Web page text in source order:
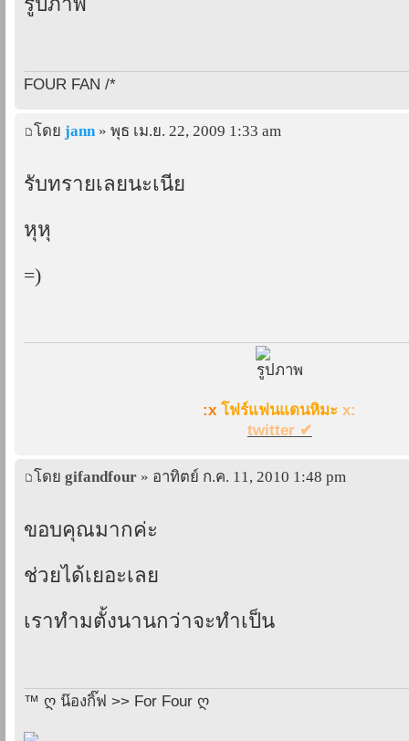
FOUR FAN /*
โดย jann» พุธ เม.ย. 22, 2009 1:33 am
รับทรายเลยนะเนี่ย
หุหุ
=)
:x โฟร์แฟนแดนหิมะ x:
twitter ✔
โดย gifandfour » อาทิตย์ ก.ค. 11, 2010 1:48 pm
ขอบคุณมากค่ะ
ช่วยได้เยอะเลย
เราทำมตั้งนานกว่าจะทำเป็น
™ ღ น๊องกิ๊ฟ >> For Four ღ